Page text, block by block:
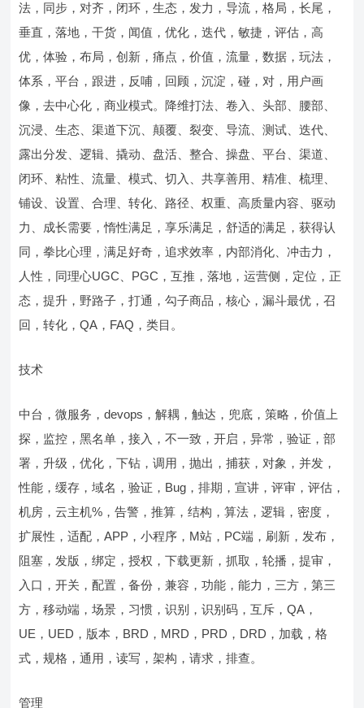
法，同步，对齐，闭环，生态，发力，导流，格局，长尾，
垂直，落地，干货，闻值，优化，迭代，敏捷，评估，高
优，体验，布局，创新，痛点，价值，流量，数据，玩法，
体系，平台，跟进，反哺，回顾，沉淀，碰，对，用户画
像，去中心化，商业模式。降维打法、卷入、头部、腰部、
沉浸、生态、渠道下沉、颠覆、裂变、导流、测试、迭代、
露出分发、逻辑、撬动、盘活、整合、操盘、平台、渠道、
闭环、粘性、流量、模式、切入、共享善用、精准、梳理、
铺设、设置、合理、转化、路径、权重、高质量内容、驱动
力、成长需要，惰性满足，享乐满足，舒适的满足，获得认
同，拳比心理，满足好奇，追求效率，内部消化、冲击力，
人性，同理心UGC、PGC，互推，落地，运营侧，定位，正
态，提升，野路子，打通，勾子商品，核心，漏斗最优，召
回，转化，QA，FAQ，类目。
技术
中台，微服务，devops，解耦，触达，兜底，策略，价值上
探，监控，黑名单，接入，不一致，开启，异常，验证，部
署，升级，优化，下钻，调用，抛出，捕获，对象，并发，
性能，缓存，域名，验证，Bug，排期，宣讲，评审，评估，
机房，云主机%，告警，推算，结构，算法，逻辑，密度，
扩展性，适配，APP，小程序，M站，PC端，刷新，发布，
阻塞，发版，绑定，授权，下载更新，抓取，轮播，提审，
入口，开关，配置，备份，兼容，功能，能力，三方，第三
方，移动端，场景，习惯，识别，识别码，互斥，QA，
UE，UED，版本，BRD，MRD，PRD，DRD，加载，格
式，规格，通用，读写，架构，请求，排查。
管理